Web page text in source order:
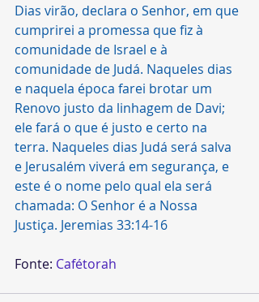
Dias virão, declara o Senhor, em que
cumprirei a promessa que fiz à
comunidade de Israel e à
comunidade de Judá. Naqueles dias
e naquela época farei brotar um
Renovo justo da linhagem de Davi;
ele fará o que é justo e certo na
terra. Naqueles dias Judá será salva
e Jerusalém viverá em segurança, e
este é o nome pelo qual ela será
chamada: O Senhor é a Nossa
Justiça. Jeremias 33:14-16
Fonte: Cafétorah